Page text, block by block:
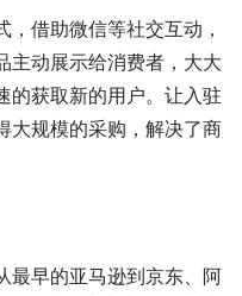
借助微信等社交互动，
主动展示给消费者，大大
的获取新的用户。让入驻
大规模的采购，解决了商
最早的亚马逊到京东、阿